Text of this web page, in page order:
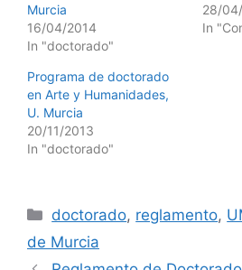
Murcia
16/04/2014
In "doctorado"
28/
In
Programa de doctorado
en Arte y Humanidades,
U. Murcia
20/11/2013
In "doctorado"
Categories
doctorado, reglamento,
de Murcia